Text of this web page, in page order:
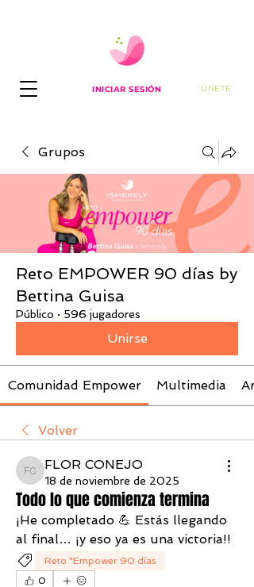
INICIAR SESIÓN ÚNETE
Grupos
Reto EMPOWER 90 días by
Bettina Guisa
Público · 596 jugadores
Unirse
Comunidad Empower Multimedia
Volver
FLOR CONEJO
FLOR CONEJO
18 de noviembre de 2025
Todo lo que comienza termina
¡He completado 💪 Estás llegando
al final… ¡y eso ya es una victoria!!
Reto "Empower 90 días
0